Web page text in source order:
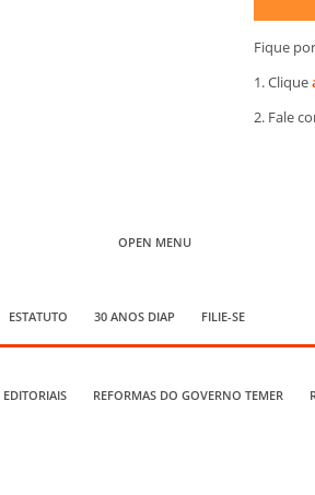
Fique
1. Clique
2. Fale
OPEN MENU
ESTATUTO 30 ANOS DIAP FILIE-SE
EDITORIAIS REFORMAS DO GOVERNO TEMER